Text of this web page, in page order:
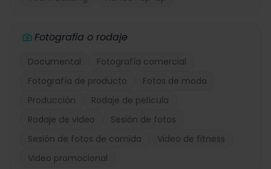
Fotografía o rodaje
Documental
Fotografía comercial
Fotografía de producto
Fotos de moda
Producción
Rodaje de película
Rodaje de video
Sesión de fotos
Sesión de fotos de comida
Video de fitness
Video promocional